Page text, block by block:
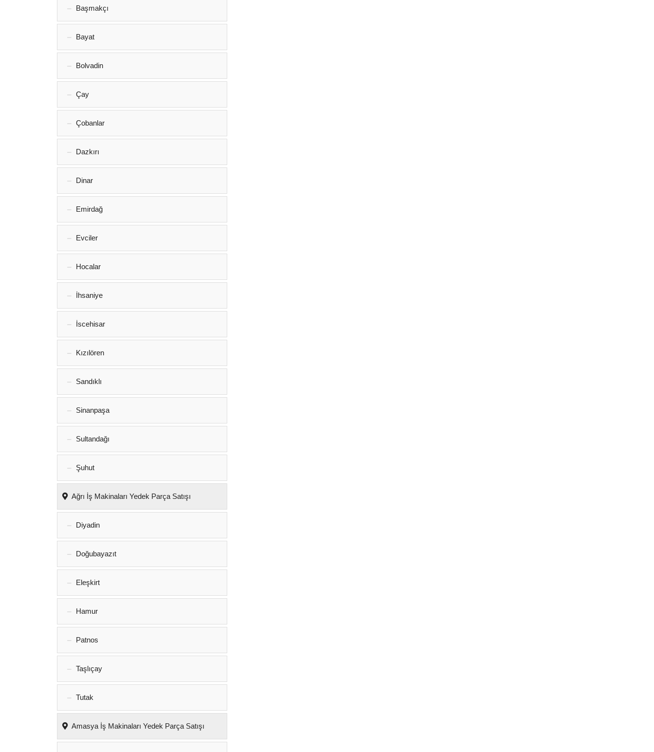
Başmakçı
Bayat
Bolvadin
Çay
Çobanlar
Dazkırı
Dinar
Emirdağ‎
Evciler‎
Hocalar
İhsaniye‎
İscehisar
Kızılören‎
Sandıklı‎
Sinanpaşa
Sultandağı
Şuhut
Ağrı İş Makinaları Yedek Parça Satışı
Diyadin
Doğubayazıt
Eleşkirt
Hamur
Patnos
Taşlıçay
Tutak
Amasya İş Makinaları Yedek Parça Satışı